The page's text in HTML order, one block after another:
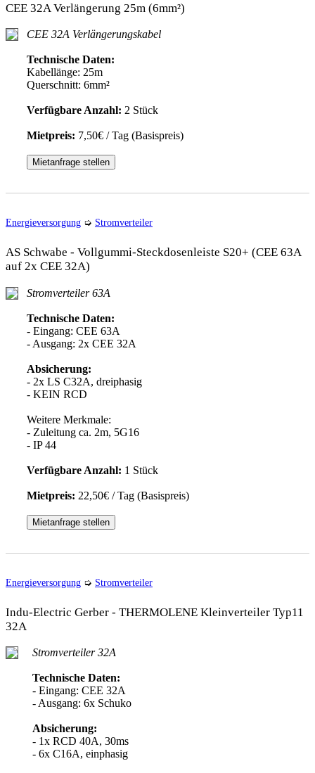
CEE 32A Verlängerung 25m (6mm²)
CEE 32A Verlängerungskabel
Technische Daten:
Kabellänge: 25m
Querschnitt: 6mm²
Verfügbare Anzahl: 2 Stück
Mietpreis: 7,50€ / Tag (Basispreis)
Mietanfrage stellen
Energieversorgung ➭ Stromverteiler
AS Schwabe - Vollgummi-Steckdosenleiste S20+ (CEE 63A
auf 2x CEE 32A)
Stromverteiler 63A
Technische Daten:
- Eingang: CEE 63A
- Ausgang: 2x CEE 32A
Absicherung:
- 2x LS C32A, dreiphasig
- KEIN RCD
Weitere Merkmale:
- Zuleitung ca. 2m, 5G16
- IP 44
Verfügbare Anzahl: 1 Stück
Mietpreis: 22,50€ / Tag (Basispreis)
Mietanfrage stellen
Energieversorgung ➭ Stromverteiler
Indu-Electric Gerber - THERMOLENE Kleinverteiler Typ11
32A
Stromverteiler 32A
Technische Daten:
- Eingang: CEE 32A
- Ausgang: 6x Schuko
Absicherung:
- 1x RCD 40A, 30ms
- 6x C16A, einphasig